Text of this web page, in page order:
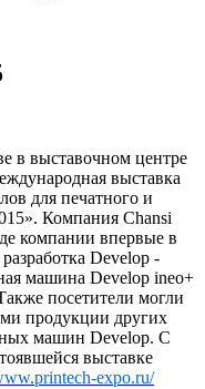
в выставочном центре
выставка
для печатного и
Компания Chansi
компании впервые в
Develop -
машина Develop ineo+
посетители могли
продукции других
машин Develop. С
выставке
expo.ru/